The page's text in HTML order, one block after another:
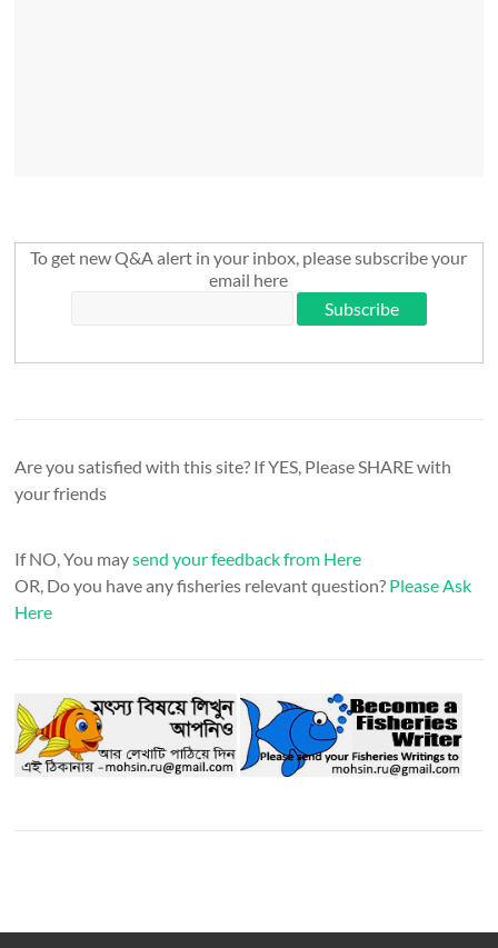
To get new Q&A alert in your inbox, please subscribe your
email here
Are you satisfied with this site? If YES, Please SHARE with
your friends
If NO, You maysend your feedback from Here
OR, Do you have any fisheries relevant question? Please Ask
Here